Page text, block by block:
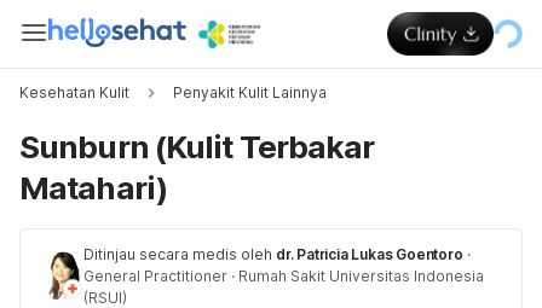
Kesehatan Kulit Penyakit Kulit Lainnya
Sunburn (Kulit Terbakar
Matahari)
Ditinjau secara medis oleh dr. Patricia Lukas Goentoro ·
General Practitioner · Rumah Sakit Universitas Indonesia
(RSUI)